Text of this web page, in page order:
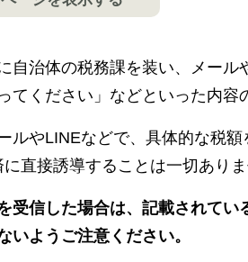
自治体の税務課を装い、メー
てください」などといった内容
ルやLINEなどで、具体的な税
直接誘導することは一切ありま
受信した場合は、記載されてい
いようご注意ください。